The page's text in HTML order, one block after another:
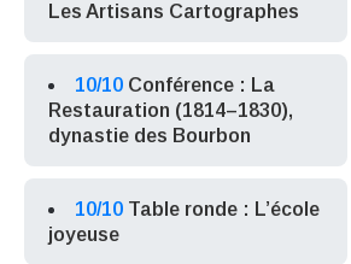
Les Artisans Cartographes
10/10 Conférence : La
Restauration (1814–1830),
dynastie des Bourbon
10/10 Table ronde : L’école
joyeuse